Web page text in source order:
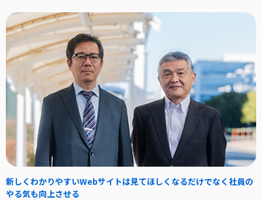
新しくわかりやすいWebサイトは見てほしくなるだけでなく社員の
やる気も向上させる